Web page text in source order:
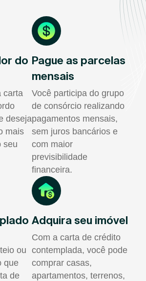
do
carta
deseja
mais
seu
Pague as parcelas
mensais
Você participa do grupo
de consórcio realizando
pagamentos mensais,
sem juros bancários e
com maior
previsibilidade
financeira.
ou
que
de
Adquira seu imóvel
Com a carta de crédito
contemplada, você pode
comprar casas,
apartamentos, terrenos,